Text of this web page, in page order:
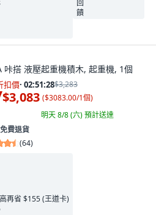
咔搭 液壓起重機積木, 起重機, 1個
扣價· 02:51:27$3,283
$3,083 ($3083.00/1個)
明天 8/8 (六)預計送達
費退貨
(64)
再省 $155 (王道卡)